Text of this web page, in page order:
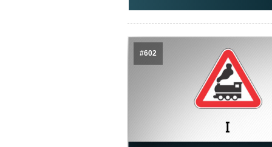
#602